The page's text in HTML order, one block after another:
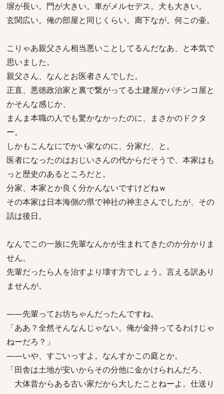
塀が長い。門が大きい。車がメルセデス。犬も大きい。
玄関広い。俺の部屋と同じくらい。廊下なが。何この壷。
こりゃあ親父さん相当悪いことしてるんだなあ、と本気で
思いました。
親父さん、なんとお医者さんでした。
正直、悪徳政治家と裏で繋がってる土建屋かパチンコ屋と
かそんな感じか、
まんま本職の人でも驚かなかったのに、まさかのドクタ
ー。
しかもこんなにでかい家なのに、分家だ、と。
医者になったのはおじいさんの代からだそうで、本家はも
っと歴史のあるところだと。
分家、本家とか良く分かんないですけどねｗ
その本家は日本海側の県で神社の神主さんでしたが、その
話は後日。
なんでこの一族に先輩なんかが生まれてきたのか分かりま
せん。
先輩だったら人を治すより壊す方でしょう。言える訳あり
ませんが。
――先輩ってお坊ちゃんだったんですね。
「ああ？全然そんなんじゃない。俺が金持ってるわけじゃ
ねーだろ？」
――いや、すごいっすよ。なんすかこの庭とか。
「田舎は土地が安いからその分他に金かけられんだろ、
大体昔からある古い家だから大したことねーよ。仕送り